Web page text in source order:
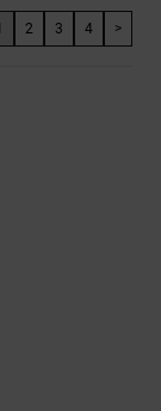
2 3 4 >